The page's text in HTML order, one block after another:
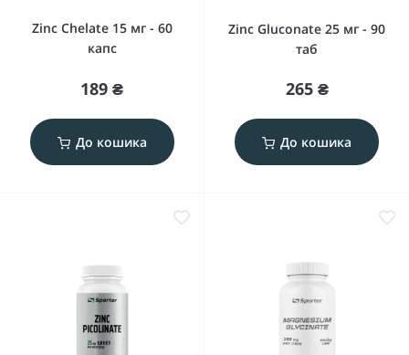
Zinc Chelate 15 мг - 60
капс
189 ₴
До кошика
Zinc Gluconate 25 мг - 90
таб
265 ₴
До кошика